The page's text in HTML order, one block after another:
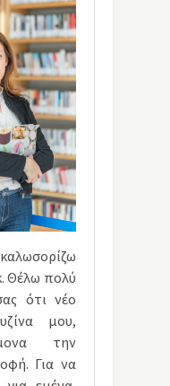
Θέλω πολύ
ότι νέο
μου,
την
Για να